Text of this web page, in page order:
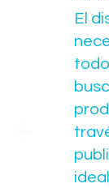
El